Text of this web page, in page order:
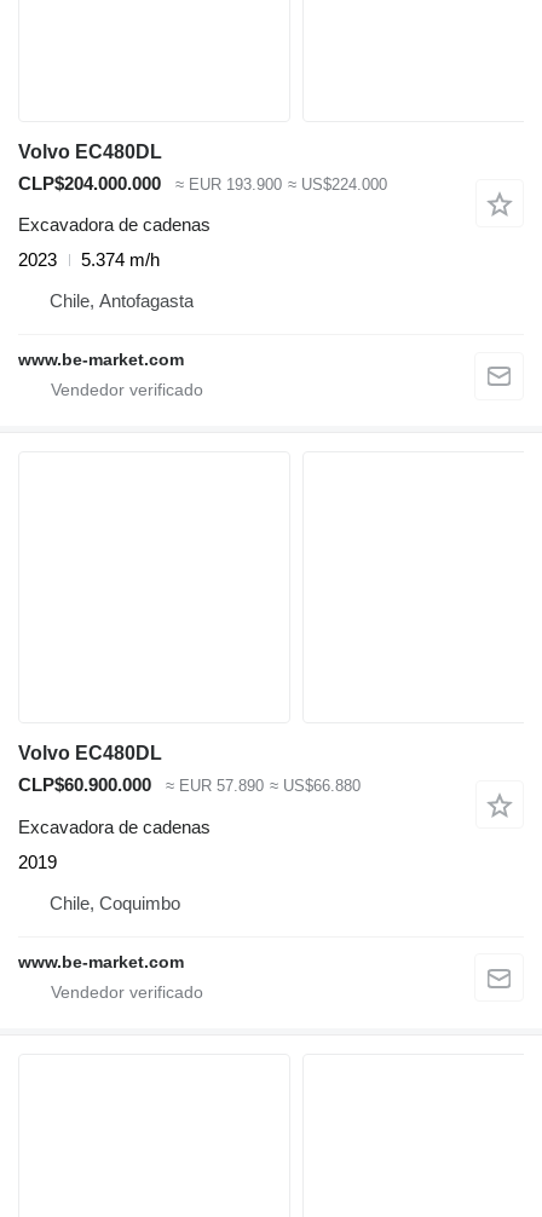
Volvo EC480DL
CLP$204.000.000
≈ EUR 193.900 ≈ US$224.000
Excavadora de cadenas
2023
5.374 m/h
Chile, Antofagasta
www.be-market.com
Volvo EC480DL
CLP$60.900.000
≈ EUR 57.890 ≈ US$66.880
Excavadora de cadenas
2019
Chile, Coquimbo
www.be-market.com